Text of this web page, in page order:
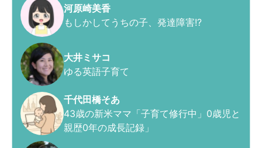
河原崎美香
もしかしてうちの子、発達障害!?
大井ミサコ
ゆる英語子育て
千代田橋そあ
43歳の新米ママ「子育て修行中」0歳児と
親歴0年の成長記録」